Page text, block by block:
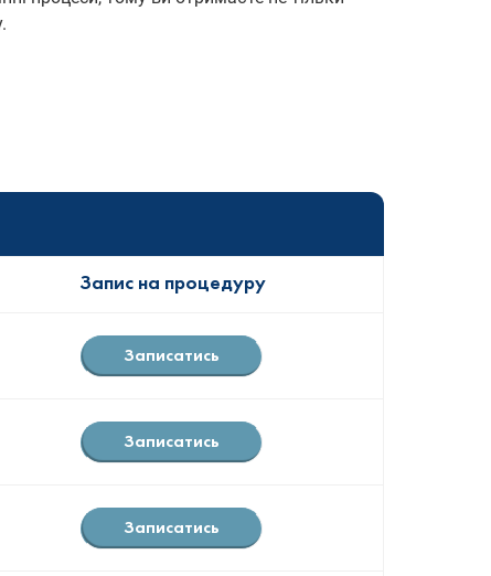
Запис на процедуру
Записатись
Записатись
Записатись